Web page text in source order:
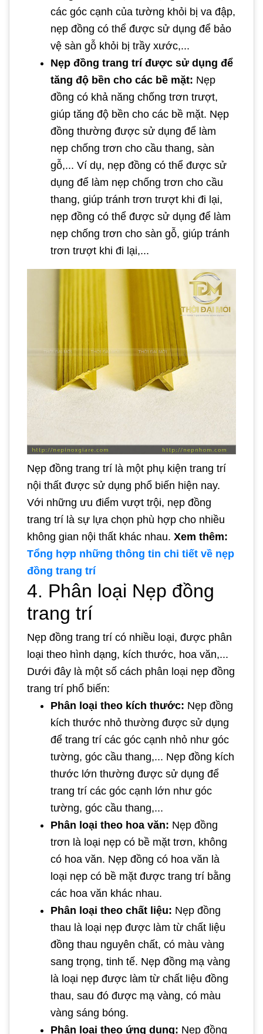
các góc cạnh của tường khỏi bị va đập,
nẹp đồng có thể được sử dụng để bảo
vệ sàn gỗ khỏi bị trầy xước,...
Nẹp đồng trang trí được sử dụng để
tăng độ bền cho các bề mặt: Nẹp
đồng có khả năng chống trơn trượt,
giúp tăng độ bền cho các bề mặt. Nẹp
đồng thường được sử dụng để làm
nẹp chống trơn cho cầu thang, sàn
gỗ,... Ví dụ, nẹp đồng có thể được sử
dụng để làm nẹp chống trơn cho cầu
thang, giúp tránh trơn trượt khi đi lại,
nẹp đồng có thể được sử dụng để làm
nẹp chống trơn cho sàn gỗ, giúp tránh
trơn trượt khi đi lại,...
Nẹp đồng trang trí là một phụ kiện trang trí
nội thất được sử dụng phổ biến hiện nay.
Với những ưu điểm vượt trội, nẹp đồng
trang trí là sự lựa chọn phù hợp cho nhiều
không gian nội thất khác nhau. Xem thêm:
Tổng hợp những thông tin chi tiết về nẹp
đồng trang trí
4. Phân loại Nẹp đồng
trang trí
Nẹp đồng trang trí có nhiều loại, được phân
loại theo hình dạng, kích thước, hoa văn,...
Dưới đây là một số cách phân loại nẹp đồng
trang trí phổ biến:
Phân loại theo kích thước: Nẹp đồng
kích thước nhỏ thường được sử dụng
để trang trí các góc cạnh nhỏ như góc
tường, góc cầu thang,... Nẹp đồng kích
thước lớn thường được sử dụng để
trang trí các góc cạnh lớn như góc
tường, góc cầu thang,...
Phân loại theo hoa văn: Nẹp đồng
trơn là loại nẹp có bề mặt trơn, không
có hoa văn. Nẹp đồng có hoa văn là
loại nẹp có bề mặt được trang trí bằng
các hoa văn khác nhau.
Phân loại theo chất liệu: Nẹp đồng
thau là loại nẹp được làm từ chất liệu
đồng thau nguyên chất, có màu vàng
sang trọng, tinh tế. Nẹp đồng mạ vàng
là loại nẹp được làm từ chất liệu đồng
thau, sau đó được mạ vàng, có màu
vàng sáng bóng.
Phân loại theo ứng dụng: Nẹp đồng